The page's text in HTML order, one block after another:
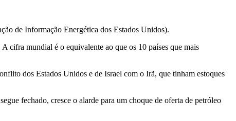
de Informação Energética dos Estados Unidos).
cifra mundial é o equivalente ao que os 10 países que mais
dos Estados Unidos e de Israel com o Irã, que tinham estoques
fechado, cresce o alarde para um choque de oferta de petróleo